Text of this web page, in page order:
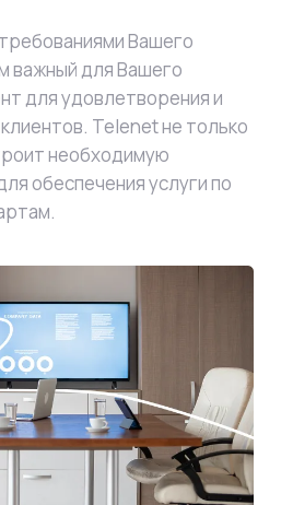
Вашего
важный для Вашего
для удовлетворения и
Telenet не только
необходимую
обеспечения услуги по